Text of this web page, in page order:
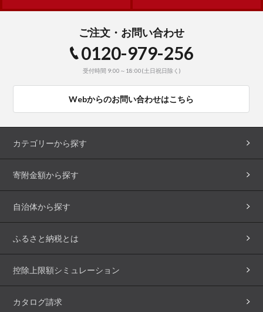
ご注文・お問い合わせ
0120-979-256
受付時間 9:00～18:00(土日祝日除く)
Webからのお問い合わせはこちら
カテゴリーから探す
寄附金額から探す
自治体から探す
ふるさと納税とは
控除上限額シミュレーション
カタログ請求